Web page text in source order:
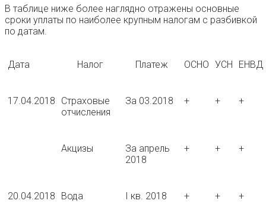
В таблице ниже более наглядно отражены основные
сроки уплаты по наиболее крупным налогам с разбивкой
по датам.
Дата Налог Платеж ОСНО УСН ЕНВД
17.04.2018
Страховые
отчисления
За 03.2018 + + +
Акцизы
За апрель
2018
+ + +
20.04.2018 Вода I кв. 2018 + + +